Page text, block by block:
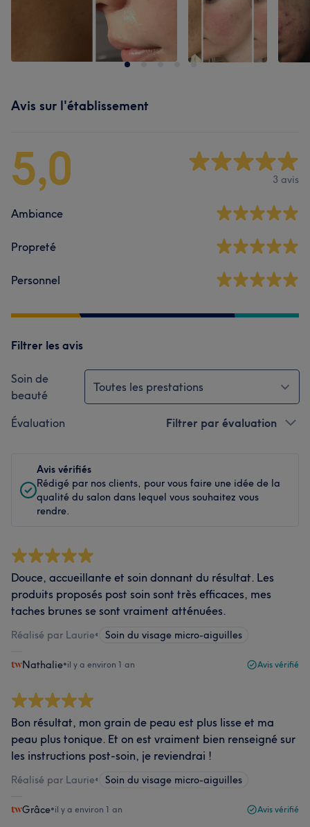
Avis sur l'établissement
5,0 3 avis
Ambiance
Propreté
Personnel
Filtrer les avis
Soin de
beauté
Toutes les prestations
Évaluation Filtrer par évaluation
Avis vérifiés
Rédigé par nos clients, pour vous faire une idée de la
qualité du salon dans lequel vous souhaitez vous
rendre.
Douce, accueillante et soin donnant du résultat. Les
produits proposés post soin sont très efficaces, mes
taches brunes se sont vraiment atténuées.
Réalisé par Laurie• Soin du visage micro-aiguilles
Nathalie•il y a environ 1 an Avis vérifié
Bon résultat, mon grain de peau est plus lisse et ma
peau plus tonique. Et on est vraiment bien renseigné sur
les instructions post-soin, je reviendrai !
Réalisé par Laurie• Soin du visage micro-aiguilles
Grâce•il y a environ 1 an Avis vérifié